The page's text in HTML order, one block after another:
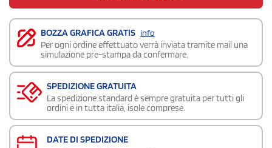
BOZZA GRAFICA GRATIS info
Per ogni ordine effettuato verrà inviata tramite mail una
simulazione pre-stampa da confermare.
SPEDIZIONE GRATUITA
La spedizione standard è sempre gratuita per tutti gli
ordini e in tutta italia, isole comprese.
DATE DI SPEDIZIONE